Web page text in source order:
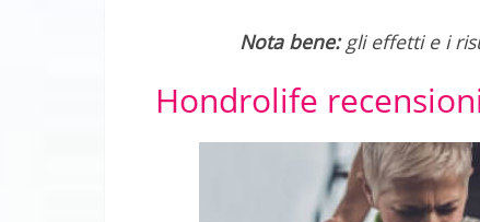
Nota bene:gli effetti e i
Hondrolife